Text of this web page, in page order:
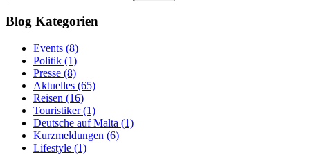
Blog Kategorien
Events (8)
Politik (1)
Presse (8)
Aktuelles (65)
Reisen (16)
Touristiker (1)
Deutsche auf Malta (1)
Kurzmeldungen (6)
Lifestyle (1)